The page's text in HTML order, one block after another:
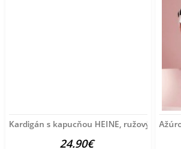
Kardigán s kapucňou HEINE, ružový
24.90€